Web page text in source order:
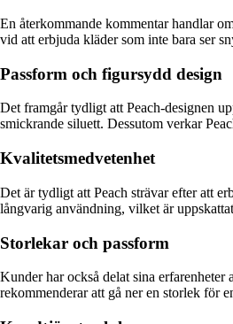
En återkommande kommentar handlar
vid att erbjuda kläder som inte bara ser
Passform och figursydd design
Det framgår tydligt att Peach-designen
smickrande siluett. Dessutom verkar
Kvalitetsmedvetenhet
Det är tydligt att Peach strävar efter att
långvarig användning, vilket är
Storlekar och passform
Kunder har också delat sina
rekommenderar att gå ner en storlek för